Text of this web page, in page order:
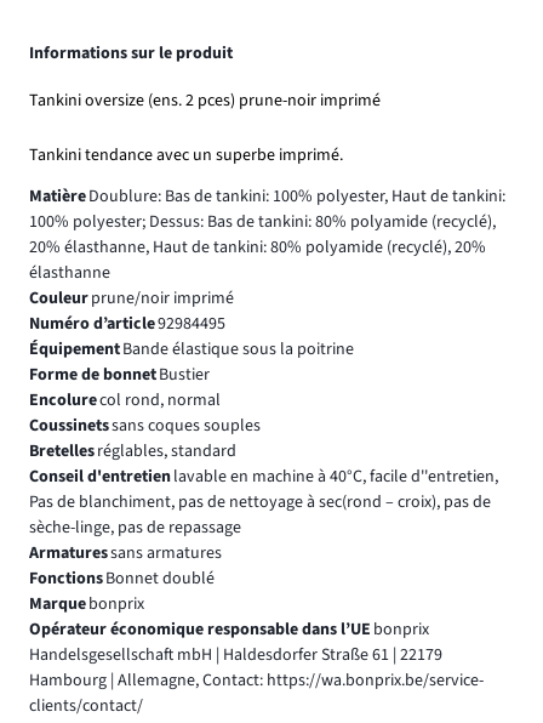
Informations sur le produit
Tankini oversize (ens. 2 pces) prune-noir imprimé
Tankini tendance avec un superbe imprimé.
MatièreDoublure: Bas de tankini: 100% polyester, Haut de tankini:
100% polyester; Dessus: Bas de tankini: 80% polyamide (recyclé),
20% élasthanne, Haut de tankini: 80% polyamide (recyclé), 20%
élasthanne
Couleurprune/noir imprimé
Numéro d’article92984495
ÉquipementBande élastique sous la poitrine
Forme de bonnetBustier
Encolurecol rond, normal
Coussinetssans coques souples
Bretellesréglables, standard
Conseil d'entretienlavable en machine à 40°C, facile d''entretien,
Pas de blanchiment, pas de nettoyage à sec(rond – croix), pas de
sèche-linge, pas de repassage
Armaturessans armatures
FonctionsBonnet doublé
Marquebonprix
Opérateur économique responsable dans l’UE bonprix
Handelsgesellschaft mbH | Haldesdorfer Straße 61 | 22179
Hambourg | Allemagne, Contact: https://wa.bonprix.be/service-
clients/contact/